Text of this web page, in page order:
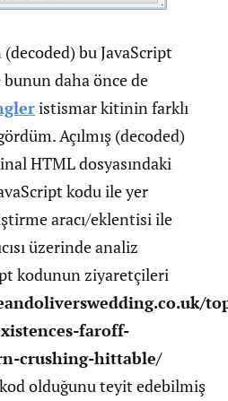
bu JavaScript
daha önce de
istismar kitinin farklı
Açılmış (decoded)
HTML dosyasındaki
kodu ile yer
aracı/eklentisi ile
üzerinde analiz
kodunun ziyaretçileri
faroff-
crushing-hittable/
olduğunu teyit edebilmiş